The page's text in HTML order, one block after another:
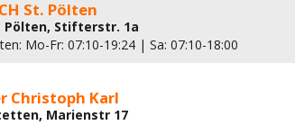
St. Pölten
Pölten, Stifterstr. 1a
Mo-Fr: 07:10-19:24 | Sa: 07:10-18:00
Christoph Karl
Marienstr 17